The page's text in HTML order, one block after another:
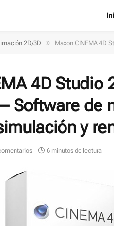
2D/3D » Maxon CINEMA 4D
4D Studio
Software de
y
6 minutos de lectura